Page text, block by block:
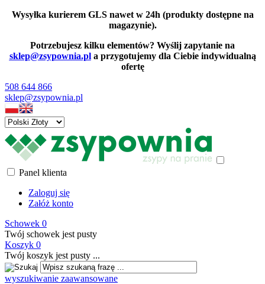
Wysyłka kurierem GLS nawet w 24h (produkty dostępne na
magazynie).
Potrzebujesz kilku elementów? Wyślij zapytanie na
sklep@zsypownia.pla przygotujemy dla Ciebie indywidualną
ofertę
508 644 866
sklep@zsypownia.pl
Panel klienta
Zaloguj się
Załóż konto
Schowek 0
Twój schowek jest pusty
Koszyk 0
Twój koszyk jest pusty ...
wyszukiwanie zaawansowane